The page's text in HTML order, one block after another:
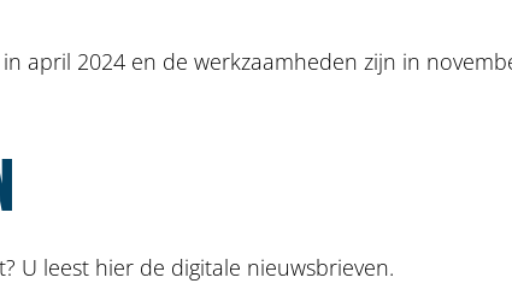
april 2024 en de werkzaamheden zijn in
U leest hier de digitale nieuwsbrieven.